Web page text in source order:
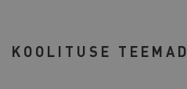
KOOLITUSE TEEMAD